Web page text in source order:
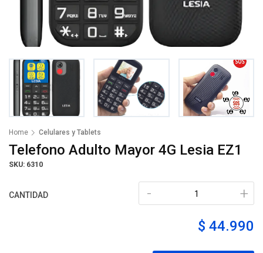
Home Celulares y Tablets
Telefono Adulto Mayor 4G Lesia EZ1
SKU: 6310
CANTIDAD +
-
$ 44.990